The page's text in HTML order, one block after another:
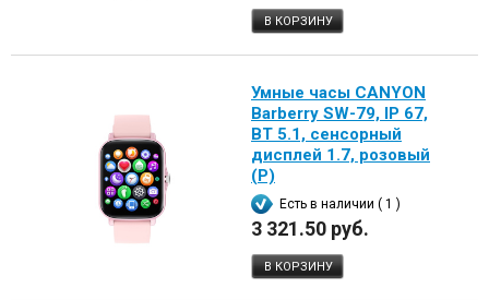
В КОРЗИНУ
Умные часы CANYON
Barberry SW-79, IP 67,
BT 5.1, сенсорный
дисплей 1.7, розовый
(Р)
Есть в наличии ( 1 )
3 321.50 руб.
В КОРЗИНУ